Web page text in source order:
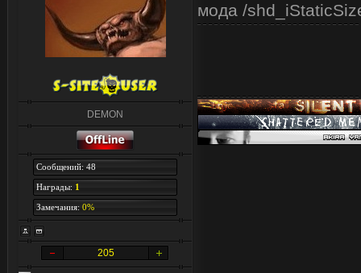
DEMON
Сообщений: 48
Награды: 1
Замечания: 0%
205
мода /